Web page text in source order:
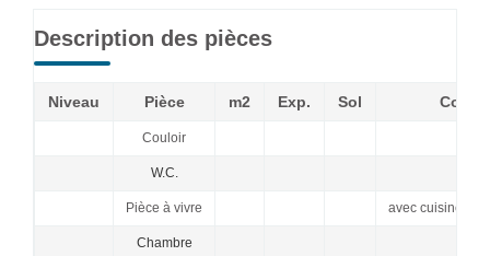
Description des pièces
Niveau Pièce m2 Exp. Sol
Couloir
W.C.
Pièce à vivre avec cuisine
Chambre